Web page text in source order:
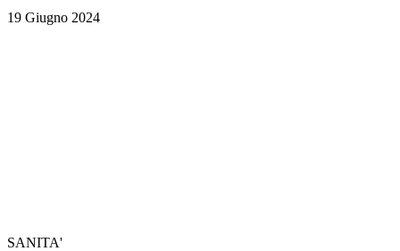
19 Giugno 2024
SANITA'